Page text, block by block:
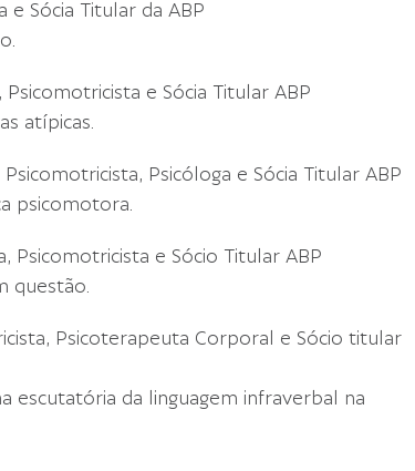
e Sócia Titular da ABP
e Sócia Titular ABP
atípicas.
Psicóloga e Sócia Titular ABP
psicomotora.
Psicomotricista e Sócio Titular ABP
questão.
Psicoterapeuta Corporal e Sócio titular
escutatória da linguagem infraverbal na